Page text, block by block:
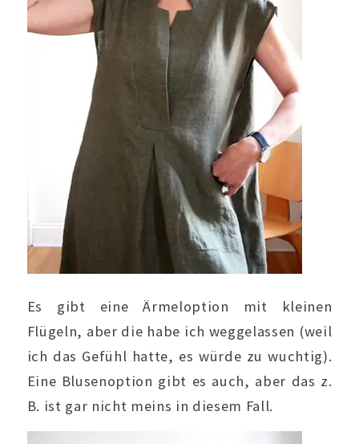
Es gibt eine Ärmeloption mit kleinen
Flügeln, aber die habe ich weggelassen (weil
ich das Gefühl hatte, es würde zu wuchtig).
Eine Blusenoption gibt es auch, aber das z.
B. ist gar nicht meins in diesem Fall.